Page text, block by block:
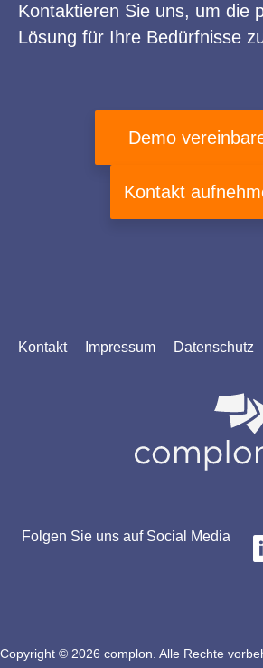
Kontaktieren Sie uns, um die
Lösung für Ihre Bedürfnisse
Demo
Kontakt
Kontakt Impressum Datenschutz
Folgen Sie uns auf Social Media
Copyright © 2026 complon. Alle Rechte